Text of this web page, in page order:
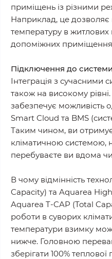
приміщень із різними
Наприклад, це
температуру в житлових
допоміжних
Підключення до
Інтеграція з сучасними
також на високому
забезпечує можливість
Smart Cloud та BMS
Таким чином, ви
кліматичною системою,
перебуваєте ви вдома чи
В чому відмінність
Capacity) та Aquarea
Aquarea T-CAP (Total
роботи в суворих
температури взимку
нижче. Головною
зберігати 100% теплової